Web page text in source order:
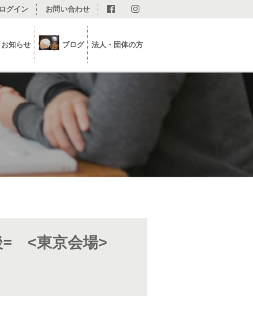
ログイン お問い合わせ
お知らせ ブログ 法人・団体の方
後= <東京会場>